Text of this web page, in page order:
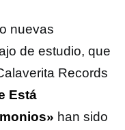
nuevas
de estudio, que
Records
Está
han sido